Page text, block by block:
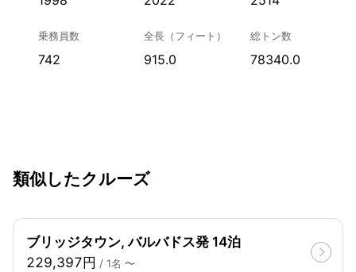
乗務員数
742
全長（フィート）
915.0
総トン数
78340.0
類似したクルーズ
ブリッジタウン, バルバドス発 14泊
229,397円 / 1名 〜